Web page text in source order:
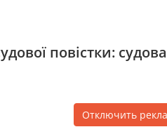
повістки: судова
Отключить